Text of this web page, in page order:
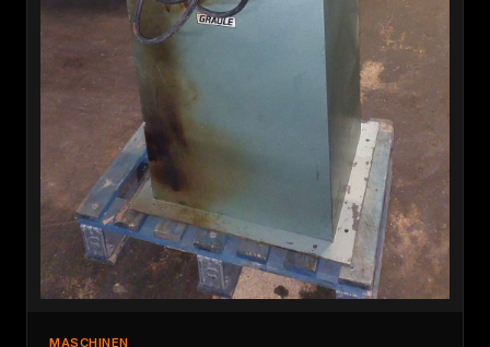
MASCHINEN